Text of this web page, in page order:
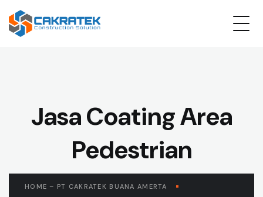
Jasa Coating Area
Pedestrian
HOME – PT CAKRATEK BUANA AMERTA